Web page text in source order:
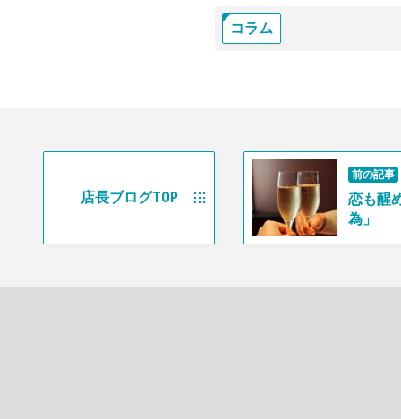
コラム
前の記事
恋も醒
為」
店長ブログTOP